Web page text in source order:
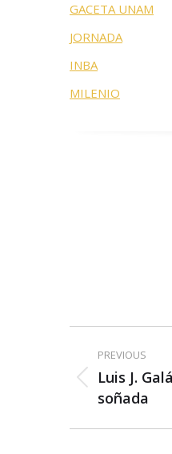
GACETA UNAM
JORNADA
INBA
MILENIO
PREVIOUS
Previous
post:
Luis J.
soñada